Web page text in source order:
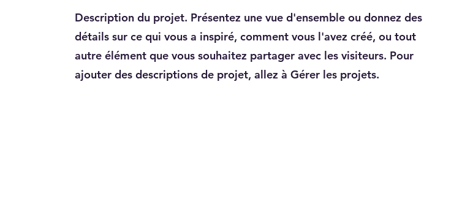
Description du projet. Présentez une vue d'ensemble ou donnez des
détails sur ce qui vous a inspiré, comment vous l'avez créé, ou tout
autre élément que vous souhaitez partager avec les visiteurs. Pour
ajouter des descriptions de projet, allez à Gérer les projets.